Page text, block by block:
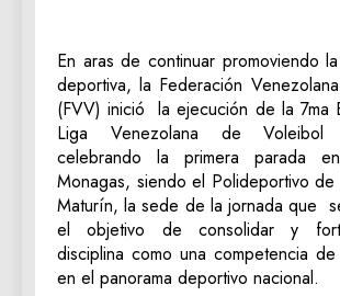
En aras de continuar promoviendo
deportiva, la Federación
(FVV) inició la ejecución de la 7ma
Liga Venezolana de
celebrando la primera parada
Monagas, siendo el Polideportivo
Maturín, la sede de la jornada que
el objetivo de consolidar y
disciplina como una competencia
en el panorama deportivo nacional.